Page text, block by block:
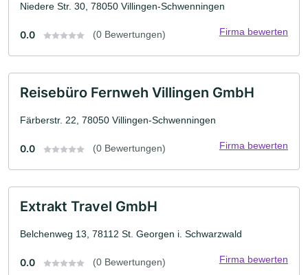
Niedere Str. 30, 78050 Villingen-Schwenningen
0.0 (0 Bewertungen) Firma bewerten
Reisebüro Fernweh Villingen GmbH
Färberstr. 22, 78050 Villingen-Schwenningen
0.0 (0 Bewertungen) Firma bewerten
Extrakt Travel GmbH
Belchenweg 13, 78112 St. Georgen i. Schwarzwald
0.0 (0 Bewertungen) Firma bewerten